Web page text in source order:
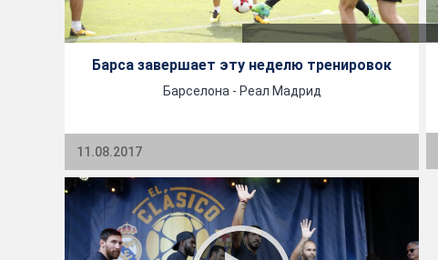
Барса завершает эту неделю тренировок
Барселона - Реал Мадрид
11.08.2017